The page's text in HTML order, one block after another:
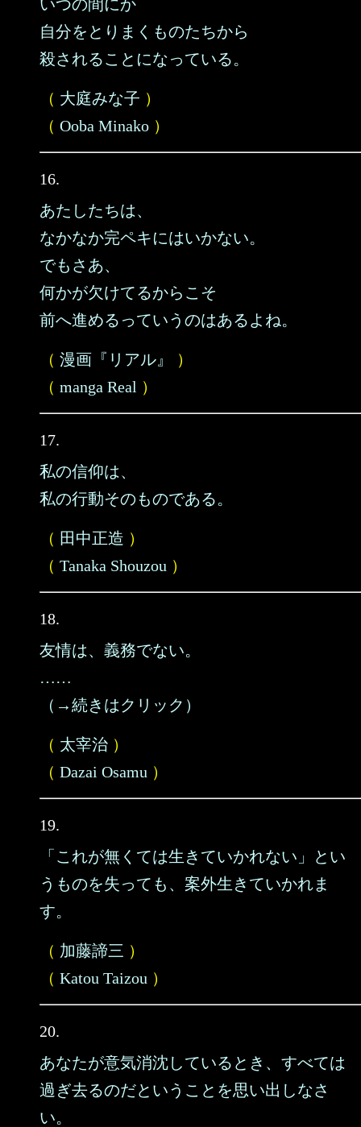
いつの間にか
自分をとりまくものたちから
殺されることになっている。
（ 大庭みな子 ）
（ Ooba Minako ）
16.
あたしたちは、
なかなか完ペキにはいかない。
でもさあ、
何かが欠けてるからこそ
前へ進めるっていうのはあるよね。
（ 漫画『リアル』
）
（ manga Real ）
17.
私の信仰は、
私の行動そのものである。
（ 田中正造 ）
（ Tanaka Shouzou ）
18.
友情は、義務でない。
……
（→続きはクリック）
（ 太宰治 ）
（ Dazai Osamu ）
19.
「これが無くては生きていかれない」とい
うものを失っても、案外生きていかれま
す。
（ 加藤諦三 ）
（ Katou Taizou ）
20.
あなたが意気消沈しているとき、すべては
過ぎ去るのだということを思い出しなさ
い。